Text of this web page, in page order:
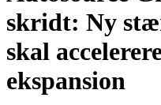
skridt: Ny
skal
ekspansion